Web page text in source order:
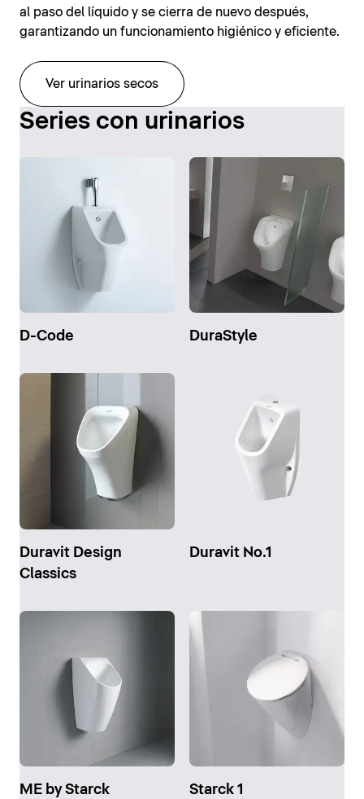
al paso del líquido y se cierra de nuevo después,
garantizando un funcionamiento higiénico y eficiente.
Ver urinarios secos
Series con urinarios
D-Code DuraStyle
Duravit Design
Classics
Duravit No.1
ME by Starck Starck 1